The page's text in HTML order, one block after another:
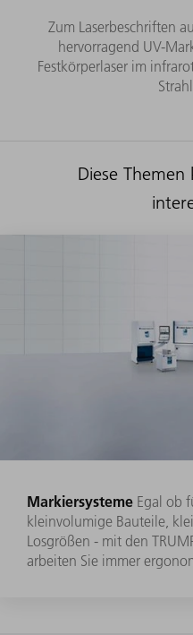
Zum Laserbeschriften
hervorragend UV-
Festkörperlaser im
Diese
Markiersysteme Egal ob
kleinvolumige Bauteile,
Losgrößen - mit den
arbeiten Sie immer